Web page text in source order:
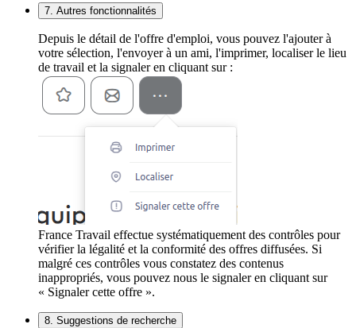
7. Autres fonctionnalités
Depuis le détail de l'offre d'emploi, vous pouvez l'ajouter à
votre sélection, l'envoyer à un ami, l'imprimer, localiser le lieu
de travail et la signaler en cliquant sur :
France Travail effectue systématiquement des contrôles pour
vérifier la légalité et la conformité des offres diffusées. Si
malgré ces contrôles vous constatez des contenus
inappropriés, vous pouvez nous le signaler en cliquant sur
« Signaler cette offre ».
8. Suggestions de recherche